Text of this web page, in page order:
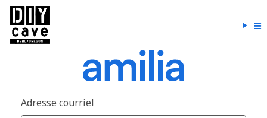
Adresse courriel